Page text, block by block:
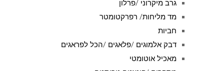
גרב מיקרוני /פרלון
מד מליחות/ רפרקטומטר
חביות
דבק אלמוגים /פלאגים /הכל לפראגים
מאכיל אוטומטי